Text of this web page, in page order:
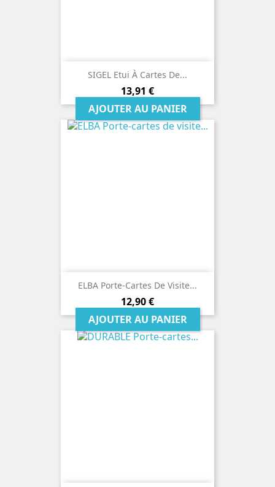
SIGEL Etui À Cartes De...
Prix
13,91 €
AJOUTER AU PANIER
ELBA Porte-Cartes De Visite...
Prix
12,90 €
AJOUTER AU PANIER